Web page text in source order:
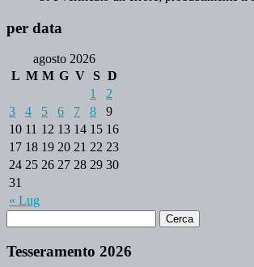
per data
agosto 2026
L M M G V S D
« Lug
1
2
3
4 5 6 7 8
9
10 11 12 13 14 15 16
17 18 19 20 21 22 23
24 25 26 27 28 29 30
31
Tesseramento 2026